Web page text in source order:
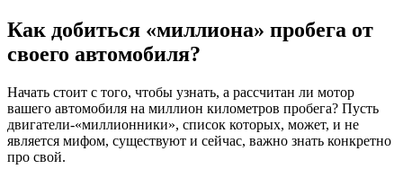
Как добиться «миллиона» пробега от
своего автомобиля?
Начать стоит с того, чтобы узнать, а рассчитан ли мотор
вашего автомобиля на миллион километров пробега? Пусть
двигатели-«миллионники», список которых, может, и не
является мифом, существуют и сейчас, важно знать конкретно
про свой.